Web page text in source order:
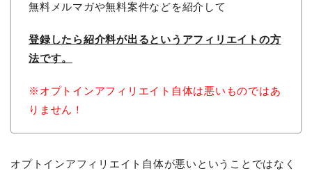
無料メルマガや無料案件などを紹介して
登録したら紹介料が出るという アフィリエイトの方
法です。
※オプトインアフィリエイト自体は悪いものではあ
りません！
オプトインアフィリエイト自体が悪いということではなく